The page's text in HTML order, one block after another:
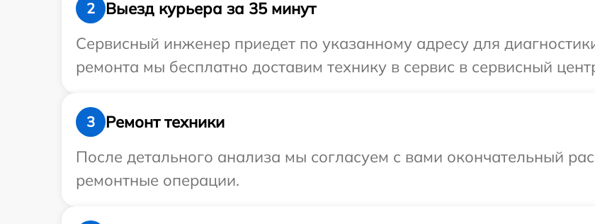
2
Выезд курьера за 35 минут
Сервисный инженер приедет по указанному адресу для
ремонта мы бесплатно доставим технику в сервис в сервисный
3
Ремонт техники
После детального анализа мы согласуем с вами окончательный
ремонтные операции.